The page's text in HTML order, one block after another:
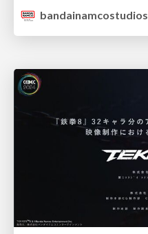
bandainamcostudios